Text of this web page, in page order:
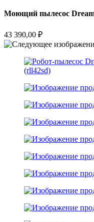
Моющий пылесос
43 390,00 ₽